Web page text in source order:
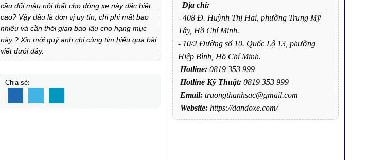
cầu đổi màu nội thất cho dòng xe này đặc biệt
cao? Vậy đâu là đơn vị uy tín, chi phi mất bao
nhiêu và cần thời gian bao lâu cho hạng mục
này ? Xin mời quý anh chị cùng tim hiểu qua bài
viết dưới đây.
Chia sẻ:
Địa chỉ:
- 408 Đ. Huỳnh Thị Hai, phường Trung Mỹ
Tây, Hồ Chí Minh.
- 10/2 Đường số 10. Quốc Lộ 13, phường
Hiệp Bình, Hồ Chí Minh.
Hotline: 0819 353 999
Hotline Kỹ Thuật: 0819 353 999
Email: truongthanhsac@gmail.com
Website: https://dandoxe.com/